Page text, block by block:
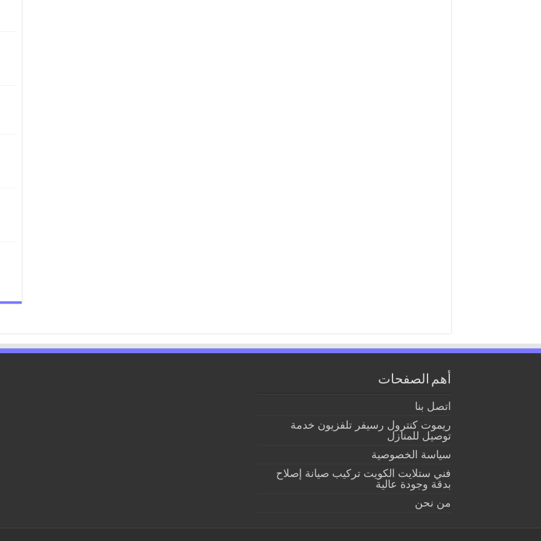
أهم الصفحات
اتصل بنا
ريموت كنترول رسيفر تلفزيون خدمة
توصيل للمنازل
سياسة الخصوصية
فني ستلايت الكويت تركيب صيانة إصلاح
بدقة وجودة عالية
من نحن